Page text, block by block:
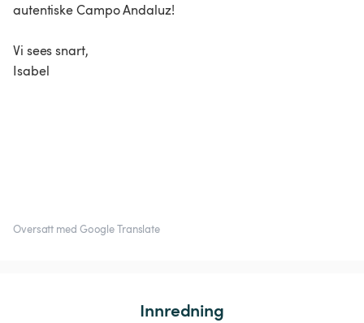
autentiske Campo Andaluz!
Vi sees snart,
Isabel
Oversatt med Google Translate
Innredning